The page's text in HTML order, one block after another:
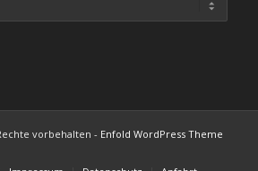
vorbehalten - Enfold WordPress Theme